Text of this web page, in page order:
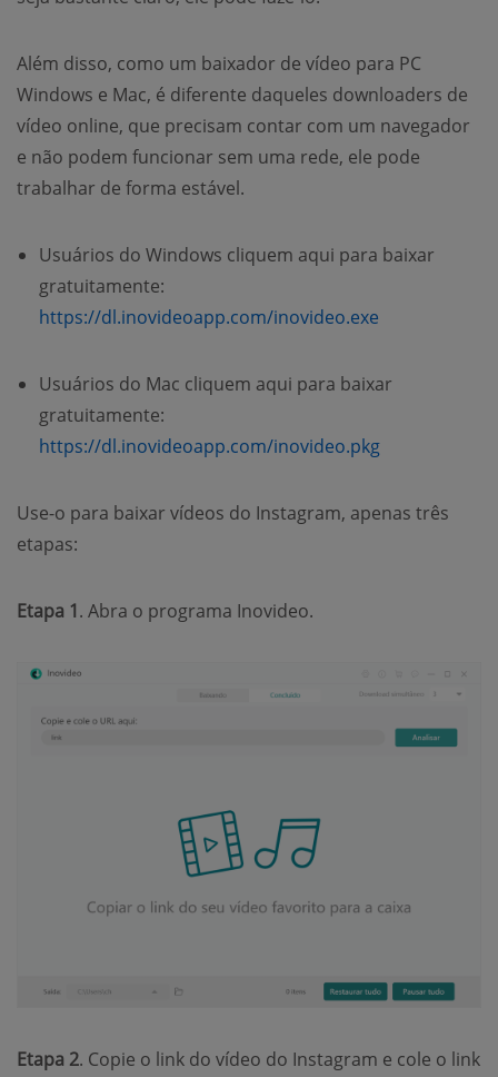
Além disso, como um baixador de vídeo para PC
Windows e Mac, é diferente daqueles downloaders de
vídeo online, que precisam contar com um navegador
e não podem funcionar sem uma rede, ele pode
trabalhar de forma estável.
Usuários do Windows cliquem aqui para baixar
gratuitamente:
https://dl.inovideoapp.com/inovideo.exe
Usuários do Mac cliquem aqui para baixar
gratuitamente:
https://dl.inovideoapp.com/inovideo.pkg
Use-o para baixar vídeos do Instagram, apenas três
etapas:
Etapa 1. Abra o programa Inovideo.
Etapa 2. Copie o link do vídeo do Instagram e cole o link